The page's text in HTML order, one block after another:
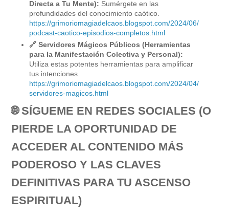
Directa a Tu Mente): Sumérgete en las
profundidades del conocimiento caótico.
https://grimoriomagiadelcaos.blogspot.com/2024/06/
podcast-caotico-episodios-completos.html
🔗 Servidores Mágicos Públicos (Herramientas
para la Manifestación Colectiva y Personal):
Utiliza estas potentes herramientas para amplificar
tus intenciones.
https://grimoriomagiadelcaos.blogspot.com/2024/04/
servidores-magicos.html
🌐 SÍGUEME EN REDES SOCIALES (O
PIERDE LA OPORTUNIDAD DE
ACCEDER AL CONTENIDO MÁS
PODEROSO Y LAS CLAVES
DEFINITIVAS PARA TU ASCENSO
ESPIRITUAL)